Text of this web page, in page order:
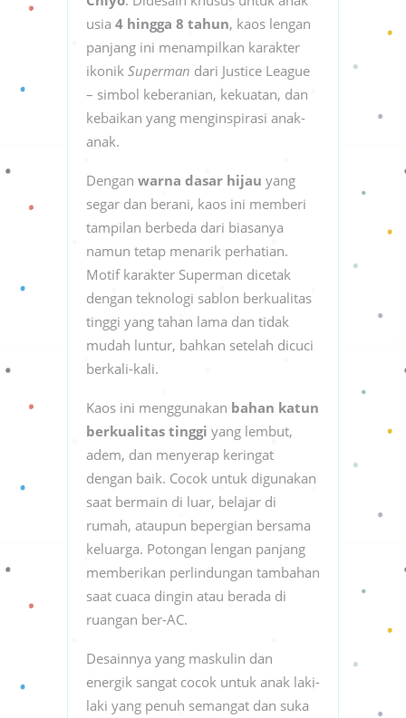
usia 4 hingga 8 tahun, kaos lengan
panjang ini menampilkan karakter
ikonik Superman dari Justice League
– simbol keberanian, kekuatan, dan
kebaikan yang menginspirasi anak-
anak.
Dengan warna dasar hijau yang
segar dan berani, kaos ini memberi
tampilan berbeda dari biasanya
namun tetap menarik perhatian.
Motif karakter Superman dicetak
dengan teknologi sablon berkualitas
tinggi yang tahan lama dan tidak
mudah luntur, bahkan setelah dicuci
berkali-kali.
Kaos ini menggunakan bahan katun
berkualitas tinggi yang lembut,
adem, dan menyerap keringat
dengan baik. Cocok untuk digunakan
saat bermain di luar, belajar di
rumah, ataupun bepergian bersama
keluarga. Potongan lengan panjang
memberikan perlindungan tambahan
saat cuaca dingin atau berada di
ruangan ber-AC.
Desainnya yang maskulin dan
energik sangat cocok untuk anak laki-
laki yang penuh semangat dan suka